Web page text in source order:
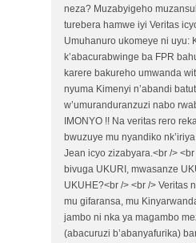
neza? Muzabyigeho
turebera hamwe iyi Veritas
Umuhanuro ukomeye ni uyu:
k’abacurabwinge ba FPR
karere bakureho umwanda
nyuma Kimenyi n’abandi
w’umuranduranzuzi nabo
IMONYO !! Na veritas rero
bwuzuye mu nyandiko
Jean icyo zizabyara.<br />
bivuga UKURI, mwasanze
UKUHE?<br /> <br /> Veritas
mu gifaransa, mu
jambo ni nka ya magambo
(abacuruzi b’abanyafurika)